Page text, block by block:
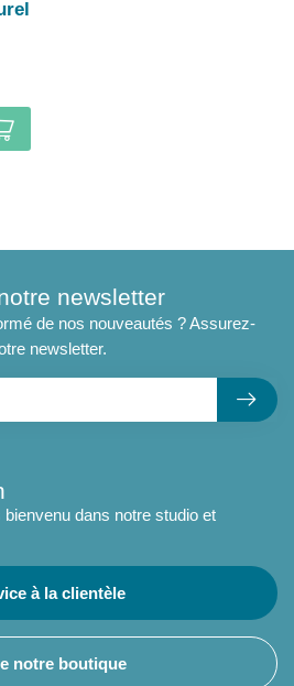
dans notre studio et
à la clientèle
notre boutique
newsletter
de nos nouveautés ? Assurez-
newsletter.